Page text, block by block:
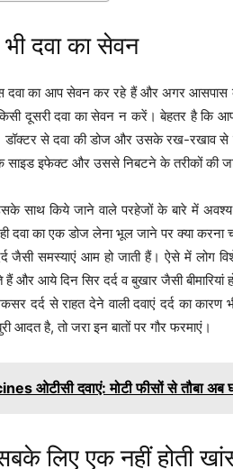
दवा का सेवन
दवा का आप सेवन कर रहे हैं और अगर आसपास
दूसरी दवा का सेवन न करें। बेहतर है कि
डॉक्टर से दवा की डोज और उसके रख-रखाव
साइड इफेक्ट और उससे निबटने के तरीकों की
उसके साथ किये जाने वाले परहेजों के बारे में
का एक डोज लेना भूल जाने पर क्या करना
जैसी समस्याएं आम हो जाती हैं। ऐसे में लोग
और आये दिन सिर दर्द व बुखार जैसी
से राहत देने वाली दवाएं दर्द का कारण
आदत है, तो जरा इन बातों पर गौर फरमाएं।
ओटीसी दवाएं: मोटी फीसों से तौबा अब
लिए एक नहीं होती